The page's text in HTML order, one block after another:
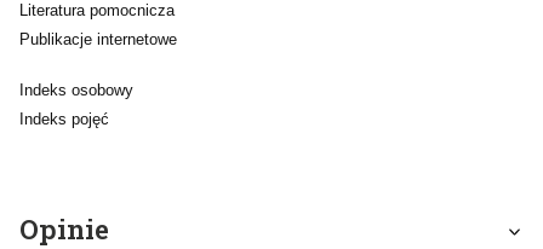
Literatura pomocnicza
Publikacje internetowe
Indeks osobowy
Indeks pojęć
Opinie